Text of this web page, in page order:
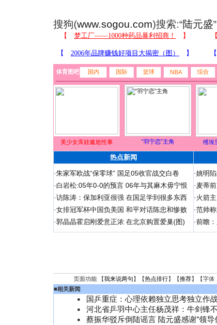
搜狗(www.sogou.com)搜索:“陆元盛
体育图吧 国内 国际 篮球 NBA 综合
美少女库娃尴尬性事 “羽宁恋”主角 维埃
热点新闻
·朱家军欧战“保零球” 国足05收官战交白卷
·白岩松:05年0-0的预言 06年与其麻木毋宁恨
·访陈涛：保加利亚很强 在国足学到很多东西
·女排冠军杯中国负美国 和平对话陈忠和惨败
·郭晶晶霍启刚爱意正浓 在北京购置爱巢(图)
·姚明
·麦蒂
·火箭
·范帅
·前瞻
页面功能 【我来说两句 】【热点排行】【推荐】【字体
■相关新闻
国乒重症：心理依赖独立思考独立作
河北省乒羽中心主任杨茂祥：牛剑锋
蔡振华驳斥倒陆谣言 陆元盛感谢“领导